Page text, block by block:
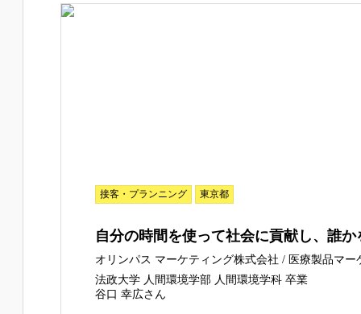
接客・プランニング 東京都
自分の時間を使って社会に貢献し、誰
オリンパス マーケティング株式会社 / 医療製品マー
法政大学 人間環境学部 人間環境学科 卒業
谷口 幸広さん